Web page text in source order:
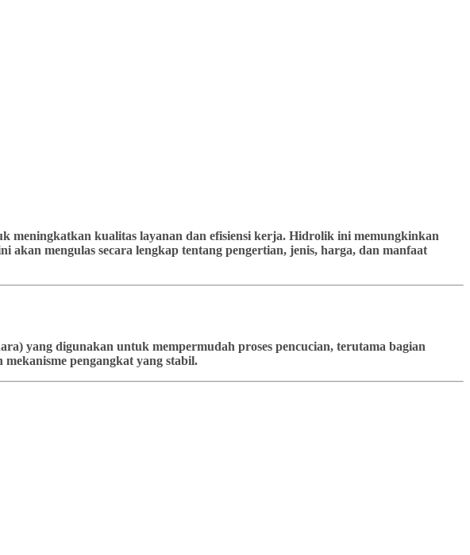
meningkatkan kualitas layanan dan efisiensi kerja. Hidrolik ini memungkinkan
mengulas secara lengkap tentang pengertian, jenis, harga, dan manfaat
yang digunakan untuk mempermudah proses pencucian, terutama bagian
pengangkat yang stabil.